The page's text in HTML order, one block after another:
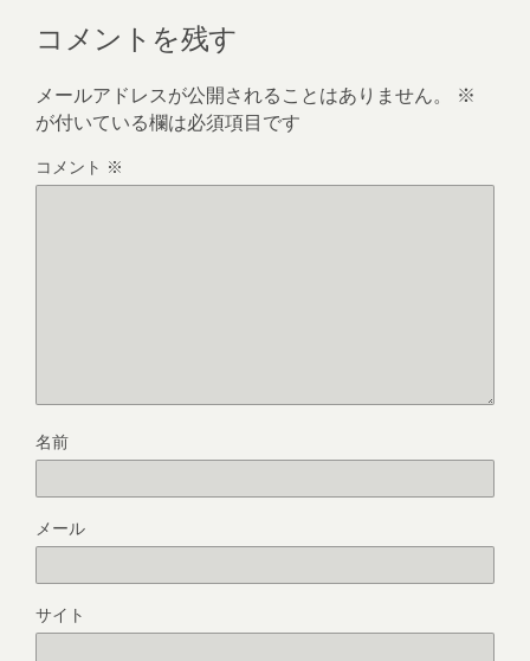
コメントを残す
メールアドレスが公開されることはありません。
※
が付いている欄は必須項目です
コメント ※
名前
メール
サイト